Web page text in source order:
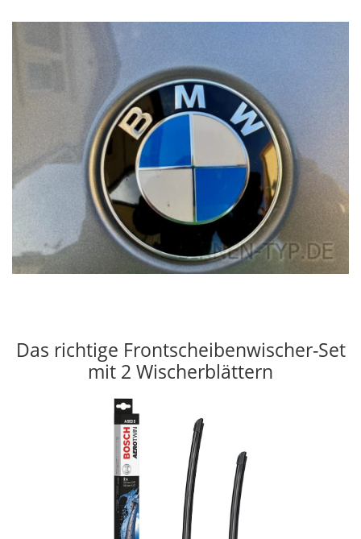
Das richtige Frontscheibenwischer-Set
mit 2 Wischerblättern